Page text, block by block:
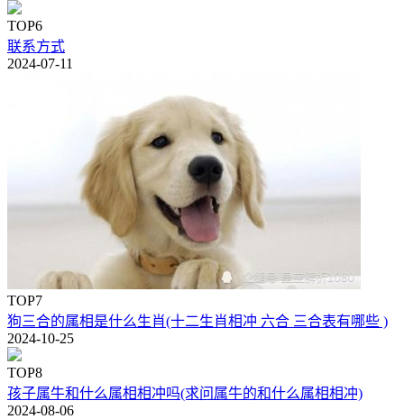
TOP6
联系方式
2024-07-11
TOP7
狗三合的属相是什么生肖(十二生肖相冲 六合 三合表有哪些 )
2024-10-25
TOP8
孩子属牛和什么属相相冲吗(求问属牛的和什么属相相冲)
2024-08-06